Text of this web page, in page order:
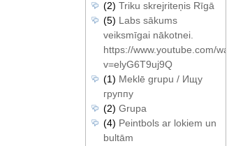
(2) Triku skrejriteņis Rīgā
(5) Labs sākums
veiksmīgai nākotnei.
https://www.youtube.com/watch?
v=elyG6T9uj9Q
(1) Meklē grupu / Ищу
группу
(2) Grupa
(4) Peintbols ar lokiem un
bultām